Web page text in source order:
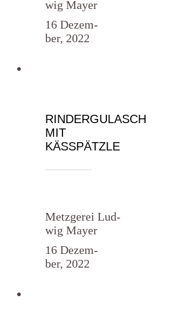
wig Mayer
16 Dezem­
ber, 2022
RINDERGULASCH
MIT
KÄSSPÄTZLE
Metz­ge­rei Lud­
wig Mayer
16 Dezem­
ber, 2022